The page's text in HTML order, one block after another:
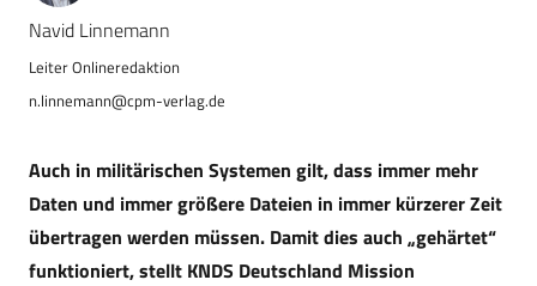
Navid Linnemann
n.linnemann@cpm-verlag.de
Auch in militärischen Systemen gilt, dass immer mehr
Daten und immer größere Dateien in immer kürzerer Zeit
übertragen werden müssen. Damit dies auch „gehärtet“
funktioniert, stellt KNDS Deutschland Mission